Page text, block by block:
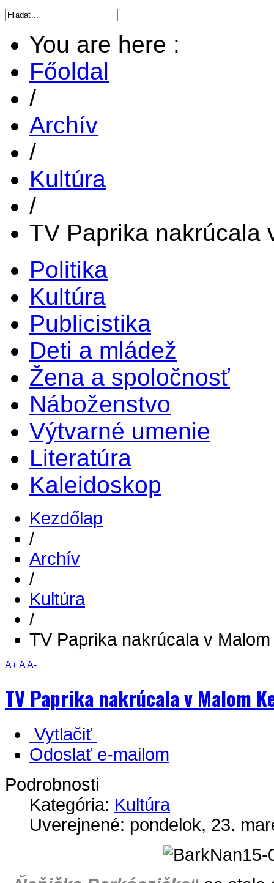
You are here :
Főoldal
/
Archív
/
Kultúra
/
TV Paprika nakrúcala
Politika
Kultúra
Publicistika
Deti a mládež
Žena a spoločnosť
Náboženstvo
Výtvarné umenie
Literatúra
Kaleidoskop
Kezdőlap
/
Archív
/
Kultúra
/
TV Paprika nakrúcala v
A+AA-
TV Paprika nakrúcala v Malom
Vytlačiť
Odoslať e-mailom
Podrobnosti
Kategória: Kultúra
Uverejnené: pondelok, 23.